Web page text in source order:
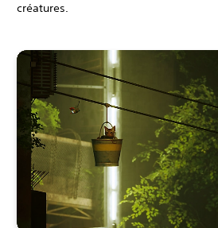
créatures.